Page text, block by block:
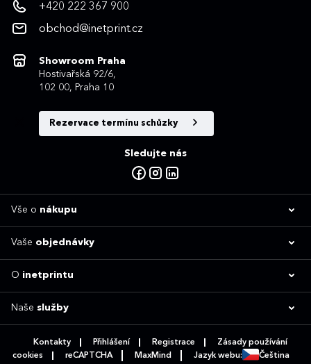
+420 222 367 900
obchod@inetprint.cz
Showroom Praha
Hostivařská 92/6,
102 00, Praha 10
Rezervace termínu schůzky
Sledujte nás
Vše o nákupu
Vaše objednávky
O inetprintu
Naše služby
Kontakty Přihlášení Registrace
Zásady používání
cookies
reCAPTCHA MaxMind Jazyk webu: Čeština